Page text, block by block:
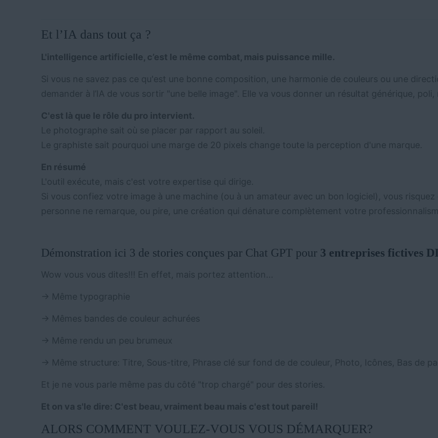
Et l’IA dans tout ça ?
L'intelligence artificielle, c’est le même combat, mais puissance mille.
Si vous ne savez pas ce qu'est une bonne composition, une harmonie de couleurs ou une
demander à l’IA de vous sortir "une belle image". Elle va vous donner un résultat générique, poli,
C'est là que le rôle du pro intervient.
Le photographe sait où se placer par rapport au soleil.
Le graphiste sait pourquoi une marge de 20 pixels change toute la perception d'une marque.
En résumé
L'outil exécute, mais c'est votre expertise qui dirige.
Si vous confiez votre image à une machine (ou à un amateur avec un bon logiciel), vous
personne ne remarque, ou pire, une création qui dénature complètement votre
Démonstration ici 3 de stories conçues par Chat GPT pour 3 entreprises fictives
Wow vous vous dites!!! En effet, mais portez attention...
→ Même typographie
→ Mêmes bandes de couleur achurées
→ Même rendu un peu brumeux
→ Même structure: Titre, Sous-titre, Phrase clé sur fond de de couleur, Photo, Icônes, Bas de
Et je ne vous parle même pas du côté "trop chargé" pour des stories.
Et on va s'le dire: C'est beau, vraiment beau mais c'est tout pareil!
ALORS COMMENT VOULEZ-VOUS VOUS DÉMARQUER?